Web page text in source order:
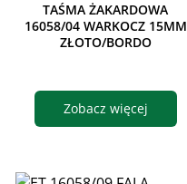
TAŚMA ŻAKARDOWA
16058/04 WARKOCZ 15MM
ZŁOTO/BORDO
Zobacz więcej